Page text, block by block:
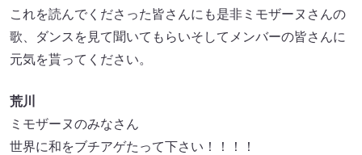
これを読んでくださった皆さんにも是非ミモザーヌさんの
歌、ダンスを見て聞いてもらいそしてメンバーの皆さんに
元気を貰ってください。
荒川
ミモザーヌのみなさん
世界に和をブチアゲたって下さい！！！！